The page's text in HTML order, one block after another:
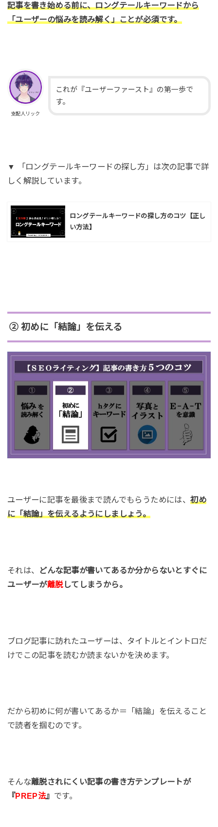
記事を書き始める前に、ロングテールキーワードから
「ユーザーの悩みを読み解く」ことが必須です。
支配人リック
これが『ユーザーファースト』の第一歩で
す。
▼ 「ロングテールキーワードの探し方」は次の記事で詳
しく解説しています。
ロングテールキーワードの探し方のコツ【正し
い方法】
② 初めに「結論」を伝える
ユーザーに記事を最後まで読んでもらうためには、初め
に「結論」を伝えるようにしましょう。
それは、
どんな記事が書いてあるか分からないとすぐに
ユーザーが離脱してしまうから。
ブログ記事に訪れたユーザーは、タイトルとイントロだ
けでこの記事を読むか読まないかを決めます。
だから初めに何が書いてあるか＝「結論」を伝えること
で読者を掴むのです。
そんな離脱されにくい記事の書き方テンプレートが
『PREP法』 です。